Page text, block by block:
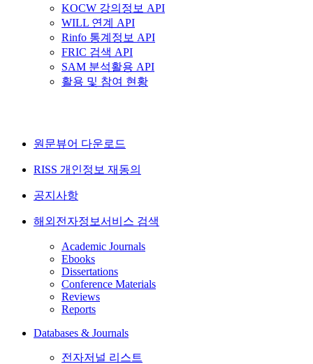
KOCW 강의정보 API
WILL 연계 API
Rinfo 통계정보 API
FRIC 검색 API
SAM 분석활용 API
활용 및 참여 현황
원문뷰어 다운로드
RISS 개인정보 재동의
공지사항
해외전자정보서비스 검색
Academic Journals
Ebooks
Dissertations
Conference Materials
Reviews
Reports
Databases & Journals
전자저널 리스트